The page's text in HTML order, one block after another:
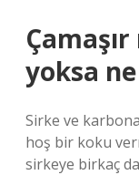
yoksa
Sirke ve
hoş bir koku
sirkeye birkaç